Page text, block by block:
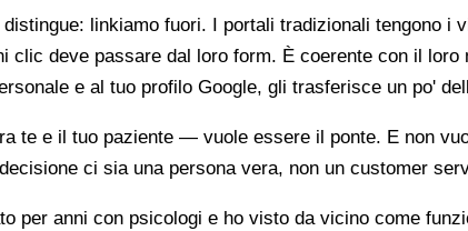
linkiamo fuori. I portali tradizionali tengono
clic deve passare dal loro form. È coerente con il
e al tuo profilo Google, gli trasferisce un po'
te e il tuo paziente — vuole essere il ponte. E non
ci sia una persona vera, non un customer
per anni con psicologi e ho visto da vicino come